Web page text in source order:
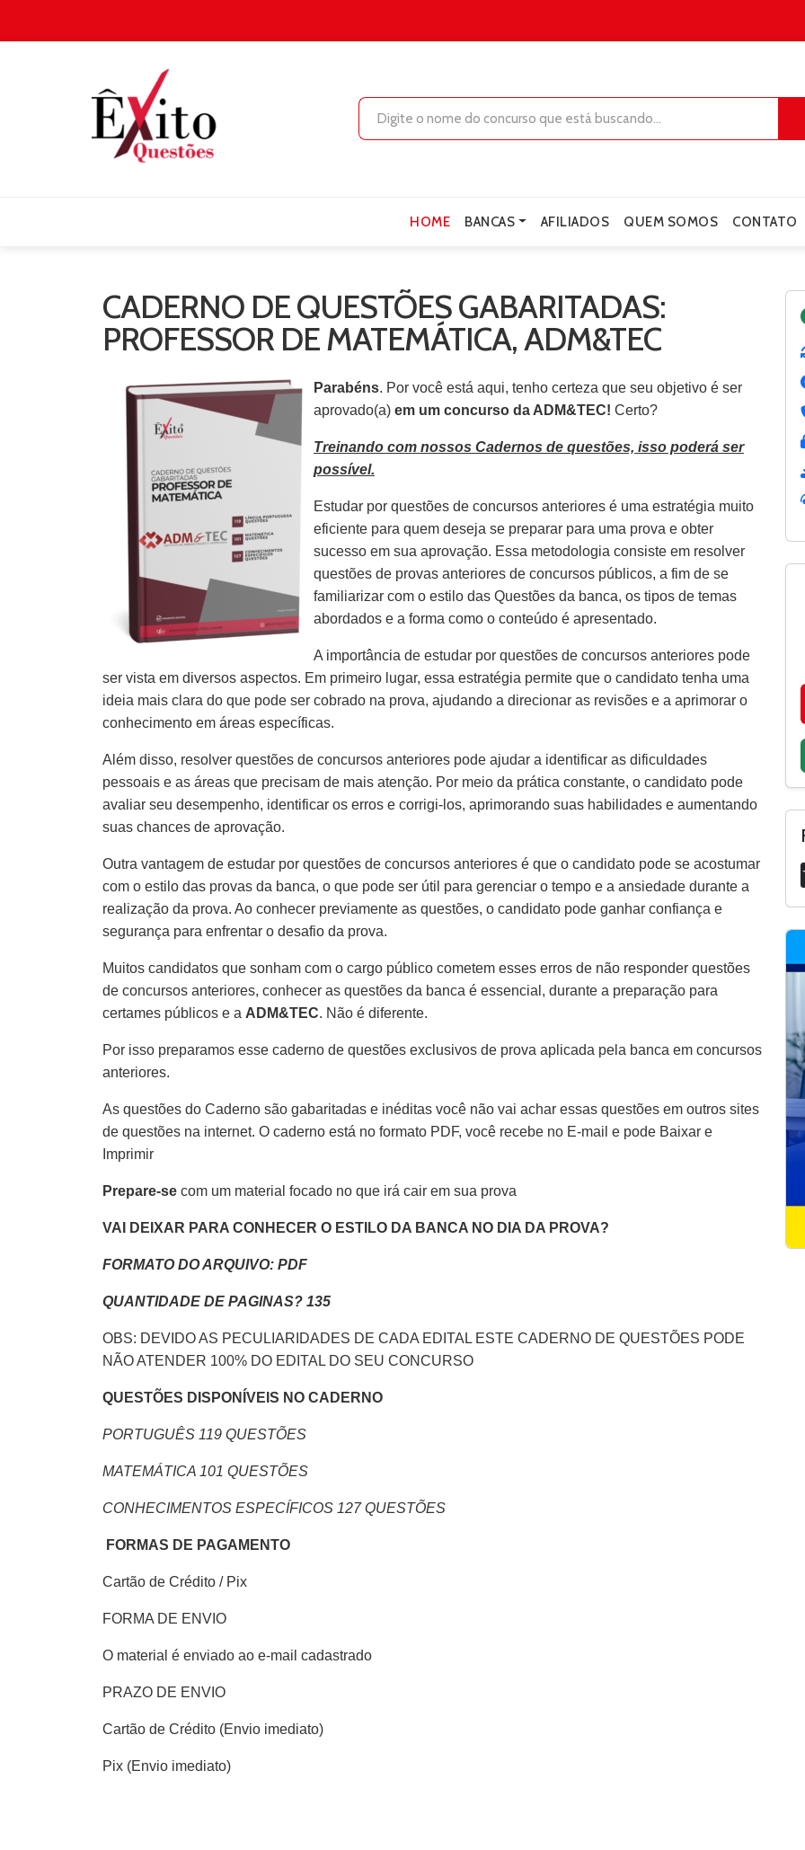
HOME BANCAS AFILIADOS QUEM SOMOS CONTATO
CADERNO DE QUESTÕES GABARITADAS:
PROFESSOR DE MATEMÁTICA, ADM&TEC
Parabéns. Por você está aqui, tenho certeza que seu objetivo é ser
aprovado(a) em um concurso da ADM&TEC! Certo?
Treinando com nossos Cadernos de questões, isso poderá ser
possível.
Estudar por questões de concursos anteriores é uma estratégia muito
eficiente para quem deseja se preparar para uma prova e obter
sucesso em sua aprovação. Essa metodologia consiste em resolver
questões de provas anteriores de concursos públicos, a fim de se
familiarizar com o estilo das Questões da banca, os tipos de temas
abordados e a forma como o conteúdo é apresentado.
A importância de estudar por questões de concursos anteriores pode
ser vista em diversos aspectos. Em primeiro lugar, essa estratégia permite que o candidato tenha uma
ideia mais clara do que pode ser cobrado na prova, ajudando a direcionar as revisões e a aprimorar o
conhecimento em áreas específicas.
Além disso, resolver questões de concursos anteriores pode ajudar a identificar as dificuldades
pessoais e as áreas que precisam de mais atenção. Por meio da prática constante, o candidato pode
avaliar seu desempenho, identificar os erros e corrigi-los, aprimorando suas habilidades e aumentando
suas chances de aprovação.
Outra vantagem de estudar por questões de concursos anteriores é que o candidato pode se acostumar
com o estilo das provas da banca, o que pode ser útil para gerenciar o tempo e a ansiedade durante a
realização da prova. Ao conhecer previamente as questões, o candidato pode ganhar confiança e
segurança para enfrentar o desafio da prova.
Muitos candidatos que sonham com o cargo público cometem esses erros de não responder questões
de concursos anteriores, conhecer as questões da banca é essencial, durante a preparação para
certames públicos e a ADM&TEC. Não é diferente.
Por isso preparamos esse caderno de questões exclusivos de prova aplicada pela banca em concursos
anteriores.
As questões do Caderno são gabaritadas e inéditas você não vai achar essas questões em outros sites
de questões na internet. O caderno está no formato PDF, você recebe no E-mail e pode Baixar e
Imprimir
Prepare-se com um material focado no que irá cair em sua prova
VAI DEIXAR PARA CONHECER O ESTILO DA BANCA NO DIA DA PROVA?
FORMATO DO ARQUIVO: PDF
QUANTIDADE DE PAGINAS? 135
OBS: DEVIDO AS PECULIARIDADES DE CADA EDITAL ESTE CADERNO DE QUESTÕES PODE
NÃO ATENDER 100% DO EDITAL DO SEU CONCURSO
QUESTÕES DISPONÍVEIS NO CADERNO
PORTUGUÊS 119 QUESTÕES
MATEMÁTICA 101 QUESTÕES
CONHECIMENTOS ESPECÍFICOS 127 QUESTÕES
FORMAS DE PAGAMENTO
Cartão de Crédito / Pix
FORMA DE ENVIO
O material é enviado ao e-mail cadastrado
PRAZO DE ENVIO
Cartão de Crédito (Envio imediato)
Pix (Envio imediato)